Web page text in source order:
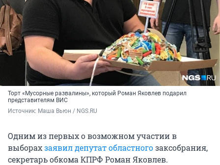
Торт «Мусорные развалины», который Роман Яковлев подарил
представителям ВИС
Источник: Маша Вьюн / NGS.RU
Одним из первых о возможном участии в
выборахзаявил депутат областногозаксобрания,
секретарь обкома КПРФ Роман Яковлев.